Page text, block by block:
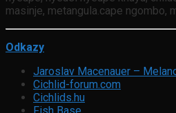
masinje, metangula.cape ngombo,
Odkazy
Jaroslav Macenauer –
Cichlid-forum.com
Cichlids.hu